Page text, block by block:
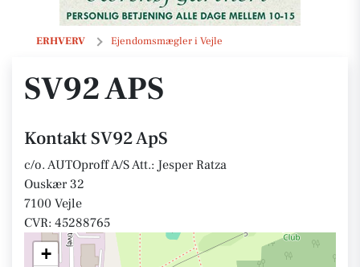
ERHVERV Ejendomsmægler i Vejle
SV92 ApS
SV92 APS
Kontakt SV92 ApS
c/o. AUTOproff A/S Att.: Jesper Ratza
Ouskær 32
7100 Vejle
CVR: 45288765
+